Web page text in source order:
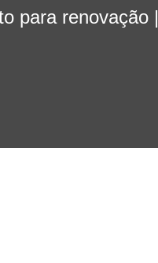
para renovação |